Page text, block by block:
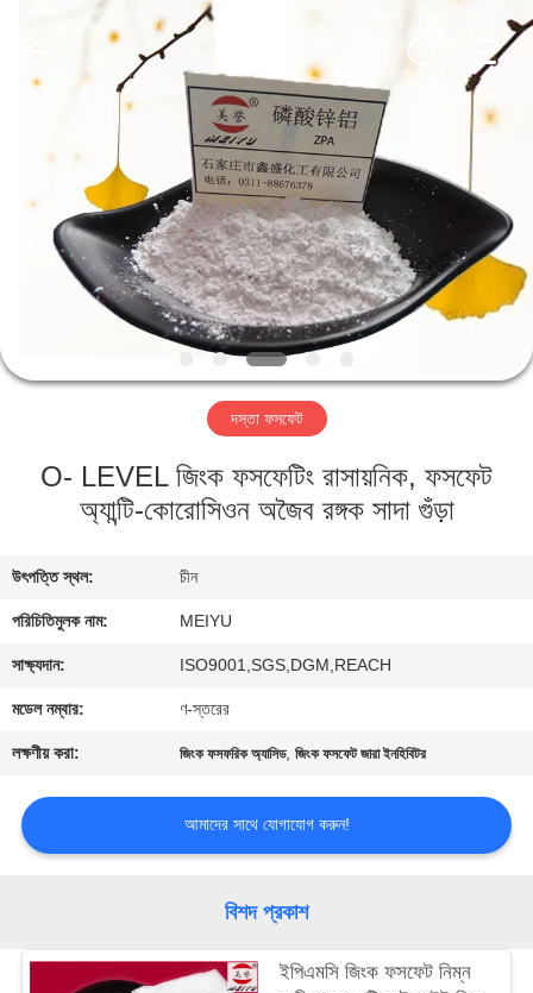
পণ্য
ভিডিও
আমাদের
সম্বন্ধে
কারখানা
পরিদর্শন
গুণমান
নিয়ন্ত্রণ
আমাদের
সাথে
একটি
অনুরোধ
Developed
দস্তা ফসফেট
O- LEVEL জিংক ফসফেটিং রাসায়নিক, ফসফেট
অ্যান্টি-কোরোসিওন অজৈব রঙ্গক সাদা গুঁড়া
উৎপত্তি স্থল: চীন
পরিচিতিমুলক নাম: MEIYU
সাক্ষ্যদান: ISO9001,SGS,DGM,REACH
মডেল নম্বার: ণ-স্তরের
লক্ষণীয় করা: জিংক ফসফরিক অ্যাসিড,জিংক ফসফেট জারা ইনহিবিটর
আমাদের সাথে যোগাযোগ করুন!
বিশদ প্রকাশ
ইপিএমসি জিংক ফসফেট নিম্ন